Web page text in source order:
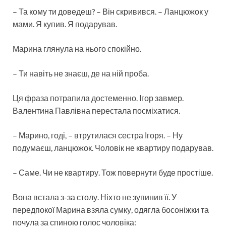
– Та кому ти доведеш? – Він скривився. – Ланцюжок у
мами. Я купив. Я подарував.
Марина глянула на нього спокійно.
– Ти навіть не знаєш, де на ній проба.
Ця фраза потрапила достеменно. Ігор завмер.
Валентина Павлівна перестала посміхатися.
– Марино, годі, – втрутилася сестра Ігоря. – Ну
подумаєш, ланцюжок. Чоловік не квартиру подарував.
– Саме. Чи не квартиру. Тож повернути буде простіше.
Вона встала з-за столу. Ніхто не зупинив її. У
передпокої Марина взяла сумку, одягла босоніжки та
почула за спиною голос чоловіка: